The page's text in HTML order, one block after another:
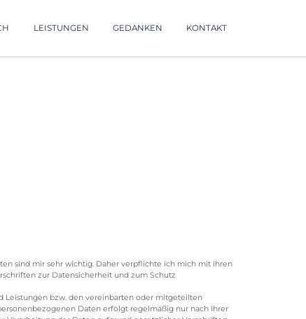
LEISTUNGEN GEDANKEN KONTAKT
sind mir sehr wichtig. Daher verpflichte ich mich mit Ihren
zur Datensicherheit und zum Schutz
Leistungen bzw. den vereinbarten oder mitgeteilten
Daten erfolgt regelmäßig nur nach Ihrer